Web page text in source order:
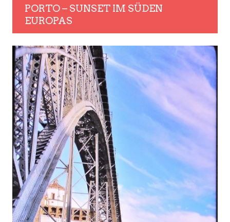
PORTO – SUNSET IM SÜDEN
EUROPAS